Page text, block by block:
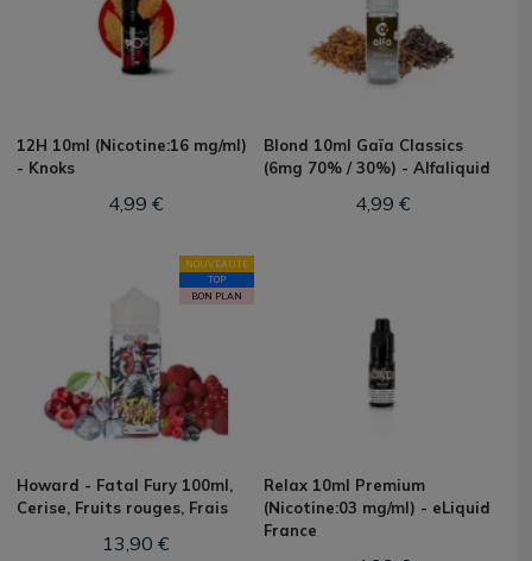
12H 10ml (Nicotine:16 mg/ml)
- Knoks
4,99 €
Blond 10ml Gaïa Classics
(6mg 70% / 30%) - Alfaliquid
4,99 €
NOUVEAUTE
TOP
BON PLAN
Howard - Fatal Fury 100ml,
Cerise, Fruits rouges, Frais
13,90 €
Relax 10ml Premium
(Nicotine:03 mg/ml) - eLiquid
France